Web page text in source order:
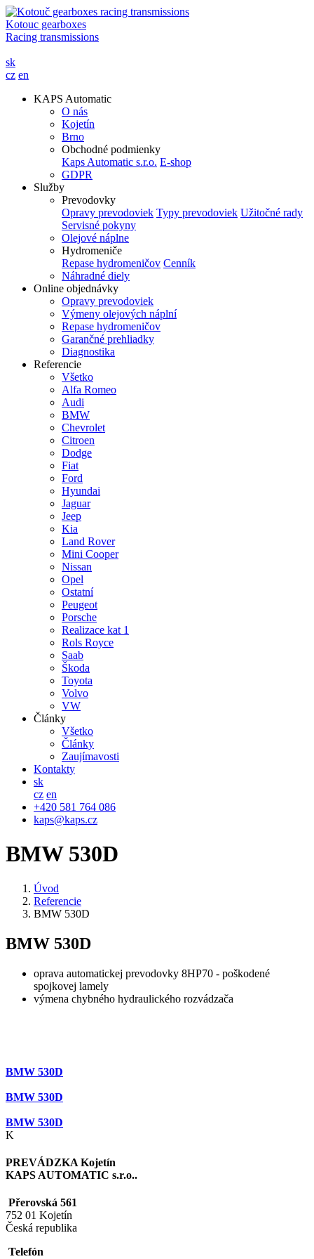
Kotouc gearboxes
Racing transmissions
sk
cz en
KAPS Automatic
O nás
Kojetín
Brno
Obchodné podmienky
Kaps Automatic s.r.o. E-shop
GDPR
Služby
Prevodovky
Opravy prevodoviek Typy prevodoviek Užitočné rady
Servisné pokyny
Olejové náplne
Hydromeniče
Repase hydromeničov Cenník
Náhradné diely
Online objednávky
Opravy prevodoviek
Výmeny olejových náplní
Repase hydromeničov
Garančné prehliadky
Diagnostika
Referencie
Všetko
Alfa Romeo
Audi
BMW
Chevrolet
Citroen
Dodge
Fiat
Ford
Hyundai
Jaguar
Jeep
Kia
Land Rover
Mini Cooper
Nissan
Opel
Ostatní
Peugeot
Porsche
Realizace kat 1
Rols Royce
Saab
Škoda
Toyota
Volvo
VW
Články
Všetko
Články
Zaujímavosti
Kontakty
sk
cz en
+420 581 764 086
kaps@kaps.cz
BMW 530D
Úvod
Referencie
BMW 530D
BMW 530D
oprava automatickej prevodovky 8HP70 - poškodené
spojkovej lamely
výmena chybného hydraulického rozvádzača
BMW 530D
BMW 530D
BMW 530D
K
PREVÁDZKA Kojetín
KAPS AUTOMATIC s.r.o..
Přerovská 561
752 01 Kojetín
Česká republika
Telefón